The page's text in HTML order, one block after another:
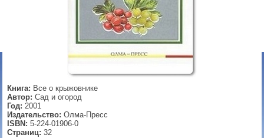
Книга: Все о крыжовнике
Автор: Сад и огород
Год: 2001
Издательство: Олма-Пресс
ISBN: 5-224-01906-0
Страниц: 32
▼